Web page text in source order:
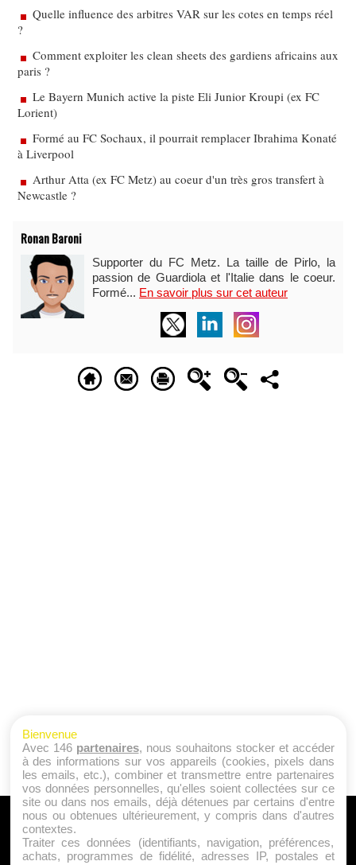
Quelle influence des arbitres VAR sur les cotes en temps réel
?
Comment exploiter les clean sheets des gardiens africains aux
paris ?
Le Bayern Munich active la piste Eli Junior Kroupi (ex FC
Lorient)
Formé au FC Sochaux, il pourrait remplacer Ibrahima Konaté
à Liverpool
Arthur Atta (ex FC Metz) au coeur d'un très gros transfert à
Newcastle ?
Ronan Baroni
Supporter du FC Metz. La taille de Pirlo, la
passion de Guardiola et l'Italie dans le coeur.
Formé... En savoir plus sur cet auteur
A PROPOS
Qui sommes nous ?
Bienvenue
Avec 146 partenaires, nous souhaitons stocker et accéder
à des informations sur vos appareils (cookies, pixels dans
les emails, etc.), combiner et transmettre entre partenaires
vos données personnelles, qu'elles soient collectées sur ce
site ou dans nos emails, déjà détenues par certains d'entre
nous ou obtenues ultérieurement, y compris dans d'autres
contextes.
Traiter ces données (identifiants, navigation, préférences,
achats, programmes de fidélité, adresses IP, postales et